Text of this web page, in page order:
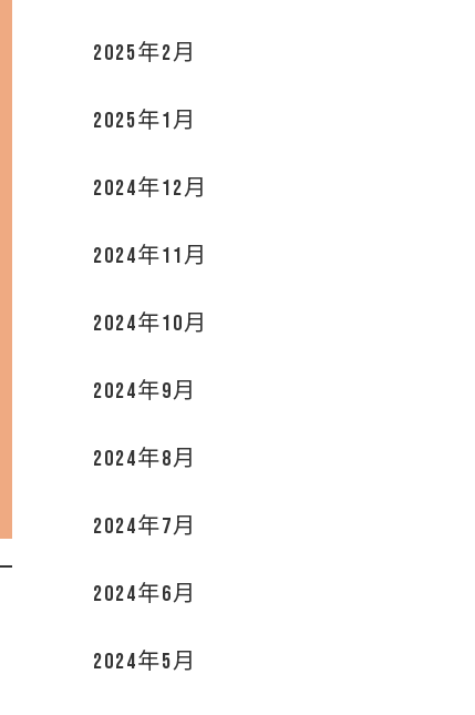
2025年2月
2025年1月
2024年12月
2024年11月
2024年10月
2024年9月
2024年8月
2024年7月
2024年6月
2024年5月